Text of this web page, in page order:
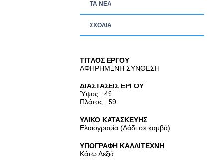
ΤΑ ΝEΑ
ΣΧΟΛΙΑ
TITΛΟΣ ΕΡΓΟΥ
ΑΦΗΡΗΜΕΝΗ ΣΥΝΘΕΣΗ
ΔΙΑΣΤΑΣΕΙΣ ΕΡΓΟΥ
Ύψος : 49
Πλάτος : 59
ΥΛΙΚΟ ΚΑΤΑΣΚΕΥΗΣ
Ελαιογραφία (Λάδι σε καμβά)
ΥΠΟΓΡΑΦΗ ΚΑΛΛΙΤΕΧΝΗ
Κάτω Δεξιά